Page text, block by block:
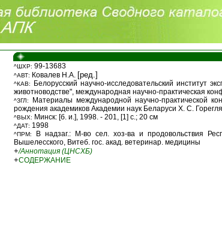
^ШХР: 99-13683
^АВТ: Ковалев Н.А. [ред.]
^КАВ:
Белорусский научно-исследовательский институт
животноводстве", международная научно-практическая
^ЗГЛ:
Материалы международной научно-практической
рождения академиков Академии наук Беларуси Х. С.
^ВЫХ: Минск: [б. и.], 1998. - 201, [1] с.; 20 см
^ДАТ: 1998
^ПРМ:
В надзаг.: М-во сел. хоз-ва и продовольствия
Вышелесского, Витеб. гос. акад. ветеринар. медицины
+/Аннотация (ЦНСХБ)
+СОДЕРЖАНИЕ